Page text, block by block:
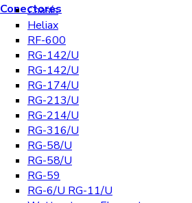
Conectores
Chasís
Heliax
RF-600
RG-142/U
RG-142/U
RG-174/U
RG-213/U
RG-214/U
RG-316/U
RG-58/U
RG-58/U
RG-59
RG-6/U RG-11/U